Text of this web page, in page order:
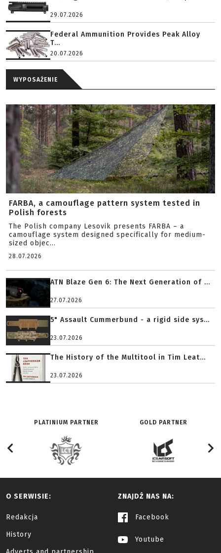
29.07.2026
Federal Ammunition Provides Peak Alloy
T...
20.07.2026
WYPOSAŻENIE
FARBA, a camouflage pattern system tested in
Polish forests
The Polish company Lesovik presents FARBA – a
camouflage system designed specifically for medium-
sized objec...
28.07.2026
ATN Blaze Gen 6: The Next Generation of ...
27.07.2026
5" Assault Cummerbund - a rigid side sys...
23.07.2026
The History of the Multitool in Tim Leat...
23.07.2026
PLATINIUM PARTNER GOLD PARTNER
O SERWISIE:
Redakcja
History
ZNAJDŹ NAS NA:
Facebook
Youtube